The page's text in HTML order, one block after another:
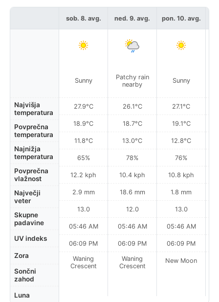
Najvišja
temperatura
Povprečna
temperatura
Najnižja
temperatura
Povprečna
vlažnost
Največji
veter
Skupne
padavine
UV indeks
Zora
Sončni
zahod
Luna
sob. 8. avg.
Sunny
27.9°C
18.9°C
11.8°C
65%
12.2 kph
2.9 mm
13.0
05:46 AM
06:09 PM
Waning
Crescent
ned. 9. avg.
Patchy rain
nearby
26.1°C
18.7°C
13.0°C
78%
10.4 kph
18.6 mm
12.0
05:46 AM
06:09 PM
Waning
Crescent
pon. 10. avg.
Sunny
27.1°C
19.1°C
12.8°C
76%
10.8 kph
1.8 mm
13.0
05:46 AM
06:09 PM
New Moon